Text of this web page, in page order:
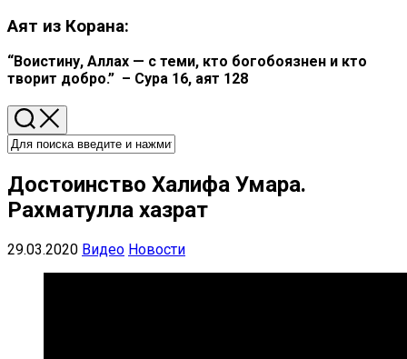
Аят из Корана:
“Воистину, Аллах — с теми, кто богобоязнен и кто
творит добро.” – Сура 16, аят 128
Достоинство Халифа Умара.
Рахматулла хазрат
29.03.2020 Видео Новости